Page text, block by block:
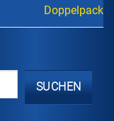
Doppelpack
SUCHEN